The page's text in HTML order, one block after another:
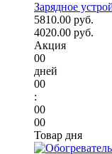
Зарядное
5810.00 руб.
4020.00 руб.
Акция
00
дней
00
:
00
00
Товар дня